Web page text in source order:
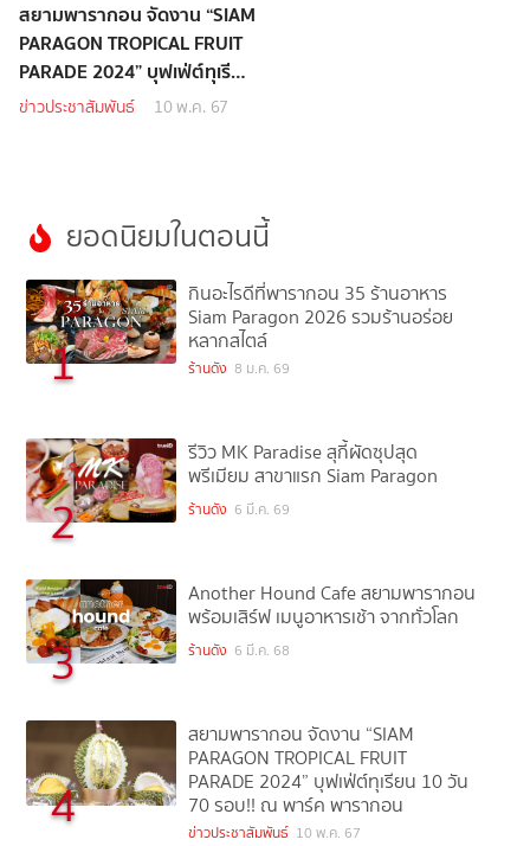
สยามพารากอน จัดงาน “SIAM
PARAGON TROPICAL FRUIT
PARADE 2024” บุฟเฟ่ต์ทุเรียน
10 วัน 70 รอบ!! ณ พาร์ค พา
ข่าวประชาสัมพันธ์ 10 พ.ค. 67
ยอดนิยมในตอนนี้
1
กินอะไรดีที่พารากอน 35 ร้านอาหาร
Siam Paragon 2026 รวมร้านอร่อย
หลากสไตล์
ร้านดัง 8 ม.ค. 69
2
รีวิว MK Paradise สุกี้ผัดซุปสุด
พรีเมียม สาขาแรก Siam Paragon
ร้านดัง 6 มี.ค. 69
3
Another Hound Cafe สยามพารากอน
พร้อมเสิร์ฟ เมนูอาหารเช้า จากทั่วโลก
ร้านดัง 6 มี.ค. 68
4
สยามพารากอน จัดงาน “SIAM
PARAGON TROPICAL FRUIT
PARADE 2024” บุฟเฟ่ต์ทุเรียน 10 วัน
70 รอบ!! ณ พาร์ค พารากอน
ข่าวประชาสัมพันธ์ 10 พ.ค. 67